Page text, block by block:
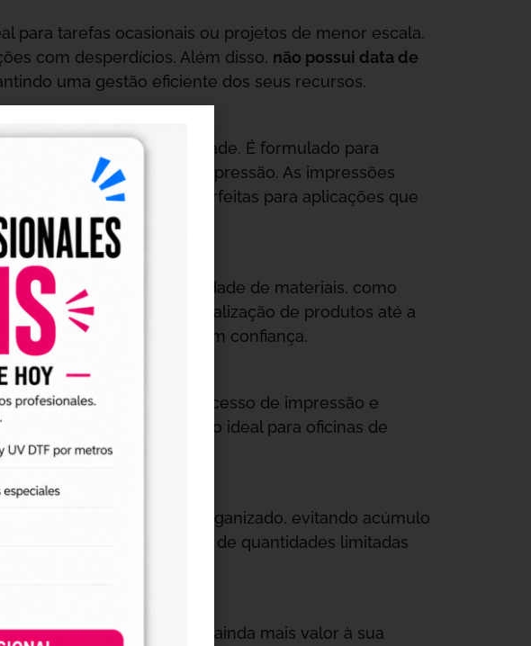
para tarefas ocasionais ou projetos de menor escala.
com desperdícios. Além disso, não possui data de
uma gestão eficiente dos seus recursos.
não economiza em qualidade. É formulado para
nítidos em cada impressão. As impressões
e à exposição à luz — perfeitas para aplicações que
com uma grande variedade de materiais, como
aplicações, desde personalização de produtos até a
qualquer projeto com confiança.
DTF, facilitando um processo de impressão e
e armazenar, sendo ideal para oficinas de
ambiente de trabalho organizado, evitando acúmulo
menores ou precisa de quantidades limitadas
gratuito, o que agrega ainda mais valor à sua